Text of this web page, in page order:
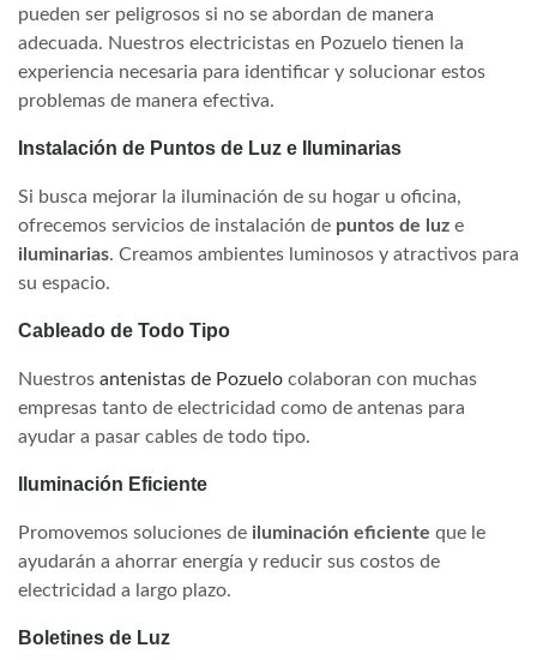
pueden ser peligrosos si no se abordan de manera
adecuada. Nuestros electricistas en Pozuelo tienen la
experiencia necesaria para identificar y solucionar estos
problemas de manera efectiva.
Instalación de Puntos de Luz e Iluminarias
Si busca mejorar la iluminación de su hogar u oficina,
ofrecemos servicios de instalación de puntos de luz e
iluminarias. Creamos ambientes luminosos y atractivos para
su espacio.
Cableado de Todo Tipo
Nuestros antenistas de Pozuelo colaboran con muchas
empresas tanto de electricidad como de antenas para
ayudar a pasar cables de todo tipo.
Iluminación Eficiente
Promovemos soluciones de iluminación eficiente que le
ayudarán a ahorrar energía y reducir sus costos de
electricidad a largo plazo.
Boletines de Luz